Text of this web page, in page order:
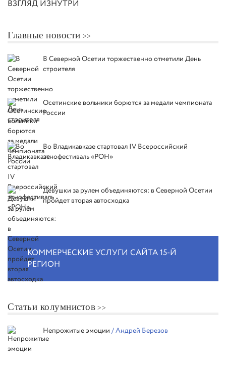
ВЗГЛЯД ИЗНУТРИ
Главные новости
В Северной Осетии торжественно отметили День
строителя
Осетинские вольники борются за медали чемпионата
России
Во Владикавказе стартовал IV Всероссийский
этнофестиваль «РОН»
Девушки за рулем объединяются: в Северной Осетии
пройдет вторая автосходка
КОММЕРЧЕСКИЕ УСЛУГИ САЙТА 15-Й
РЕГИОН
Статьи колумнистов
Непрожитые эмоции / Андрей Березов